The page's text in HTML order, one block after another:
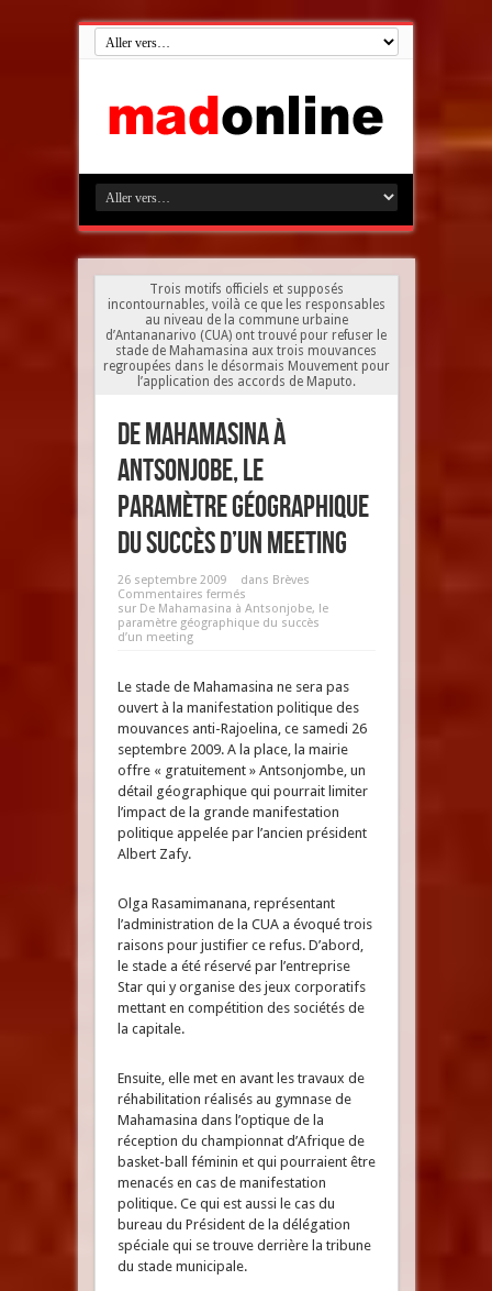
Trois motifs officiels et supposés
incontournables, voilà ce que les responsables
au niveau de la commune urbaine
d’Antananarivo (CUA) ont trouvé pour refuser le
stade de Mahamasina aux trois mouvances
regroupées dans le désormais Mouvement pour
l’application des accords de Maputo.
De Mahamasina à
Antsonjobe, le
paramètre géographique
du succès d’un meeting
26 septembre 2009 dans Brèves
Commentaires fermés
sur De Mahamasina à Antsonjobe, le
paramètre géographique du succès
d’un meeting
Le stade de Mahamasina ne sera pas
ouvert à la manifestation politique des
mouvances anti-Rajoelina, ce samedi 26
septembre 2009. A la place, la mairie
offre « gratuitement » Antsonjombe, un
détail géographique qui pourrait limiter
l’impact de la grande manifestation
politique appelée par l’ancien président
Albert Zafy.
Olga Rasamimanana, représentant
l’administration de la CUA a évoqué trois
raisons pour justifier ce refus. D’abord,
le stade a été réservé par l’entreprise
Star qui y organise des jeux corporatifs
mettant en compétition des sociétés de
la capitale.
Ensuite, elle met en avant les travaux de
réhabilitation réalisés au gymnase de
Mahamasina dans l’optique de la
réception du championnat d’Afrique de
basket-ball féminin et qui pourraient être
menacés en cas de manifestation
politique. Ce qui est aussi le cas du
bureau du Président de la délégation
spéciale qui se trouve derrière la tribune
du stade municipale.